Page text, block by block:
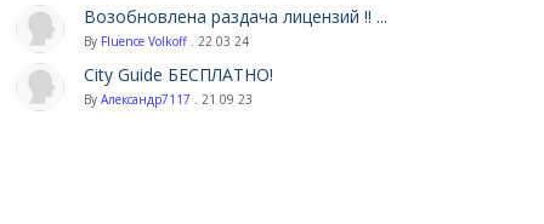
Возобновлена раздача лицензий !! ...
By Fluence Volkoff . 22 03 24
City Guide БЕСПЛАТНО!
By Александр7117 . 21 09 23